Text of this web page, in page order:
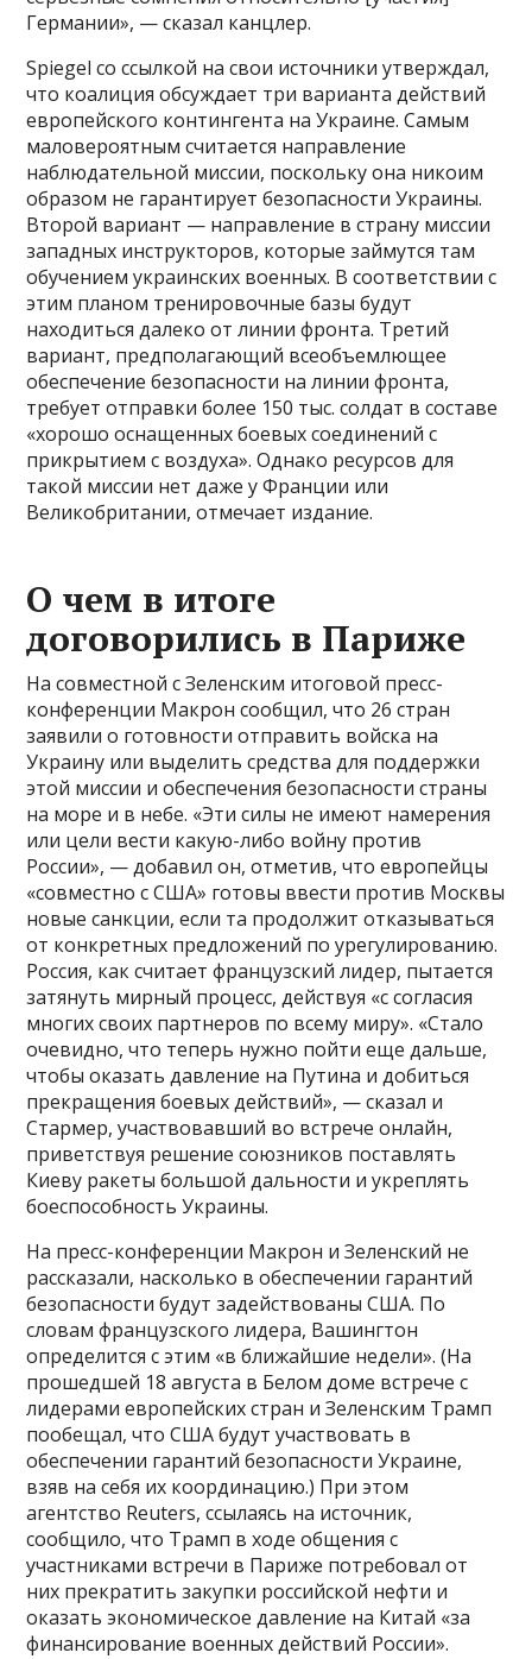
Германии», — сказал канцлер.
Spiegel со ссылкой на свои источники утверждал,
что коалиция обсуждает три варианта действий
европейского контингента на Украине. Самым
маловероятным считается направление
наблюдательной миссии, поскольку она никоим
образом не гарантирует безопасности Украины.
Второй вариант — направление в страну миссии
западных инструкторов, которые займутся там
обучением украинских военных. В соответствии с
этим планом тренировочные базы будут
находиться далеко от линии фронта. Третий
вариант, предполагающий всеобъемлющее
обеспечение безопасности на линии фронта,
требует отправки более 150 тыс. солдат в составе
«хорошо оснащенных боевых соединений с
прикрытием с воздуха». Однако ресурсов для
такой миссии нет даже у Франции или
Великобритании, отмечает издание.
О чем в итоге
договорились в Париже
На совместной с Зеленским итоговой пресс-
конференции Макрон сообщил, что 26 стран
заявили о готовности отправить войска на
Украину или выделить средства для поддержки
этой миссии и обеспечения безопасности страны
на море и в небе. «Эти силы не имеют намерения
или цели вести какую-либо войну против
России», — добавил он, отметив, что европейцы
«совместно с США» готовы ввести против Москвы
новые санкции, если та продолжит отказываться
от конкретных предложений по урегулированию.
Россия, как считает французский лидер, пытается
затянуть мирный процесс, действуя «с согласия
многих своих партнеров по всему миру». «Стало
очевидно, что теперь нужно пойти еще дальше,
чтобы оказать давление на Путина и добиться
прекращения боевых действий», — сказал и
Стармер, участвовавший во встрече онлайн,
приветствуя решение союзников поставлять
Киеву ракеты большой дальности и укреплять
боеспособность Украины.
На пресс-конференции Макрон и Зеленский не
рассказали, насколько в обеспечении гарантий
безопасности будут задействованы США. По
словам французского лидера, Вашингтон
определится с этим «в ближайшие недели». (На
прошедшей 18 августа в Белом доме встрече с
лидерами европейских стран и Зеленским Трамп
пообещал, что США будут участвовать в
обеспечении гарантий безопасности Украине,
взяв на себя их координацию.) При этом
агентство Reuters, ссылаясь на источник,
сообщило, что Трамп в ходе общения с
участниками встречи в Париже потребовал от
них прекратить закупки российской нефти и
оказать экономическое давление на Китай «за
финансирование военных действий России».